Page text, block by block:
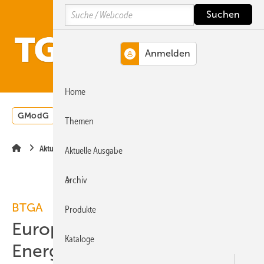
Hauptinhalt
Hauptmenü
SiteSearch
GModG Wärmepumpe
Aktuelle Meldung
BTGA
Europa braucht
Energieeffizienzziele
Search
Home
Themen
Aktuelle Ausgabe
Archiv
Produkte
Kataloge